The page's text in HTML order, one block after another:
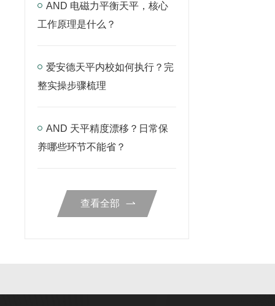
AND 电磁力平衡天平，核心
工作原理是什么？
爱安德天平内校如何执行？完
整实操步骤梳理
AND 天平精度漂移？日常保
养哪些环节不能省？
查看全部